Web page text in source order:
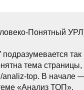
Понятный
тема
analiz-top. В начале
«Анализ ТОП».